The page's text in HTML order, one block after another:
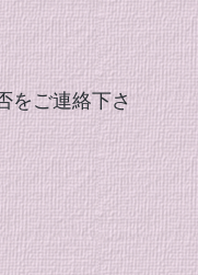
をご連絡下さ